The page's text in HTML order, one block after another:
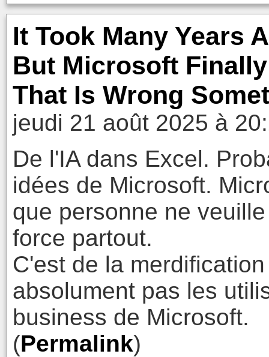
It Took Many Years
But Microsoft
That Is Wrong
jeudi 21 août 2025 à
De l'IA dans Excel.
idées de Microsoft.
que personne ne
force partout.
C'est de la
absolument pas les
business de Microsoft.
(Permalink)